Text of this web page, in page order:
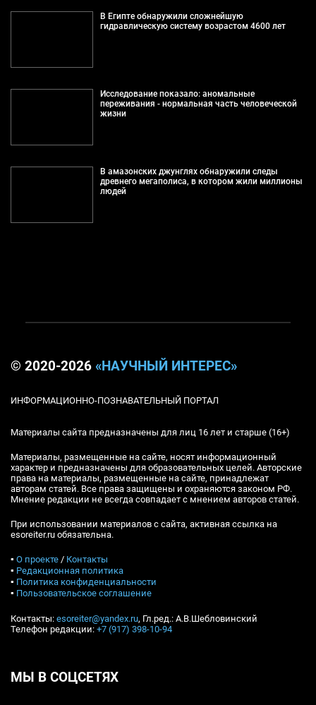
В Египте обнаружили сложнейшую
гидравлическую систему возрастом 4600 лет
Исследование показало: аномальные
переживания - нормальная часть человеческой
жизни
В амазонских джунглях обнаружили следы
древнего мегаполиса, в котором жили миллионы
людей
© 2020-2026 «НАУЧНЫЙ ИНТЕРЕС»
ИНФОРМАЦИОННО-ПОЗНАВАТЕЛЬНЫЙ ПОРТАЛ
Материалы сайта предназначены для лиц 16 лет и старше (16+)
Материалы, размещенные на сайте, носят информационный
характер и предназначены для образовательных целей. Авторские
права на материалы, размещенные на сайте, принадлежат
авторам статей. Все права защищены и охраняются законом РФ.
Мнение редакции не всегда совпадает с мнением авторов статей.
При использовании материалов с сайта, активная ссылка на
esoreiter.ru обязательна.
▪ О проекте / Контакты
▪ Редакционная политика
▪ Политика конфиденциальности
▪ Пользовательское соглашение
Контакты: esoreiter@yandex.ru, Гл.ред.: А.В.Шебловинский
Телефон редакции: +7 (917) 398-10-94
МЫ В СОЦСЕТЯХ